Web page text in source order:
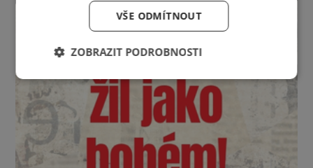
VŠE ODMÍTNOUT
ZOBRAZIT PODROBNOSTI